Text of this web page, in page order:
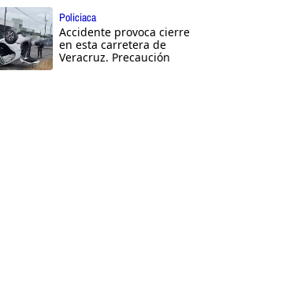
Policiaca
Accidente provoca cierre
en esta carretera de
Veracruz. Precaución